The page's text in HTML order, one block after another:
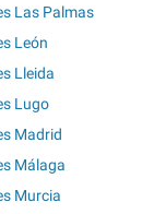
Las Palmas
León
Lleida
Lugo
Madrid
Málaga
Murcia